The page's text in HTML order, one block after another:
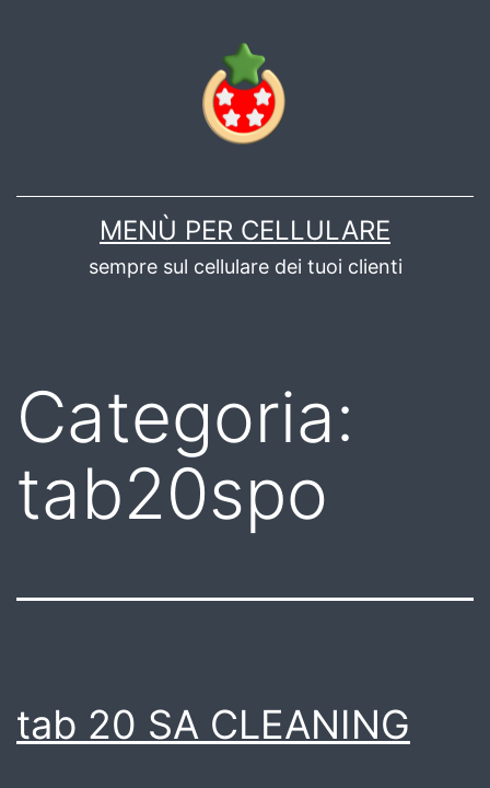
MENÙ PER CELLULARE
sempre sul cellulare dei tuoi clienti
Categoria:
tab20spo
tab 20 SA CLEANING